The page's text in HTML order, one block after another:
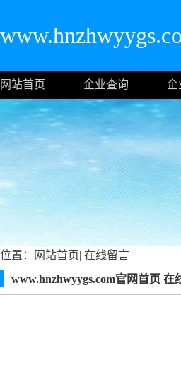
网站首页 企业查询 企
位置： 网站首页| 在线留言
www.hnzhwyygs.com官网首页 在